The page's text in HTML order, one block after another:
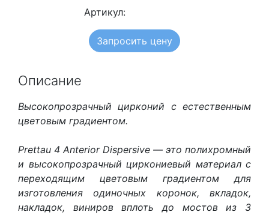
Артикул:
Запросить цену
Описание
Высокопрозрачный цирконий с естественным
цветовым градиентом.
Prettau 4 Anterior Dispersive — это полихромный
и высокопрозрачный циркониевый материал с
переходящим цветовым градиентом для
изготовления одиночных коронок, вкладок,
накладок, виниров вплоть до мостов из 3